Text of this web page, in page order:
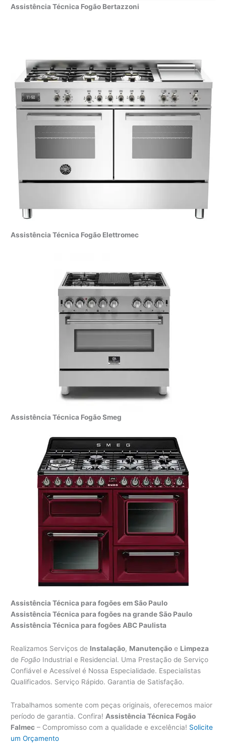
Assistência Técnica Fogão Bertazzoni
Assistência Técnica Fogão Elettromec
Assistência Técnica Fogão Smeg
Assistência Técnica para fogões em São Paulo
Assistência Técnica para fogões na grande São Paulo
Assistência Técnica para fogões ABC Paulista
Realizamos Serviços de Instalação, Manutenção e Limpeza
de Fogão Industrial e Residencial. Uma Prestação de Serviço
Confiável e Acessível é Nossa Especialidade. Especialistas
Qualificados. Serviço Rápido. Garantia de Satisfação.
Trabalhamos somente com peças originais, oferecemos maior
período de garantia. Confira! Assistência Técnica Fogão
Falmec – Compromisso com a qualidade e excelência! Solicite
um Orçamento